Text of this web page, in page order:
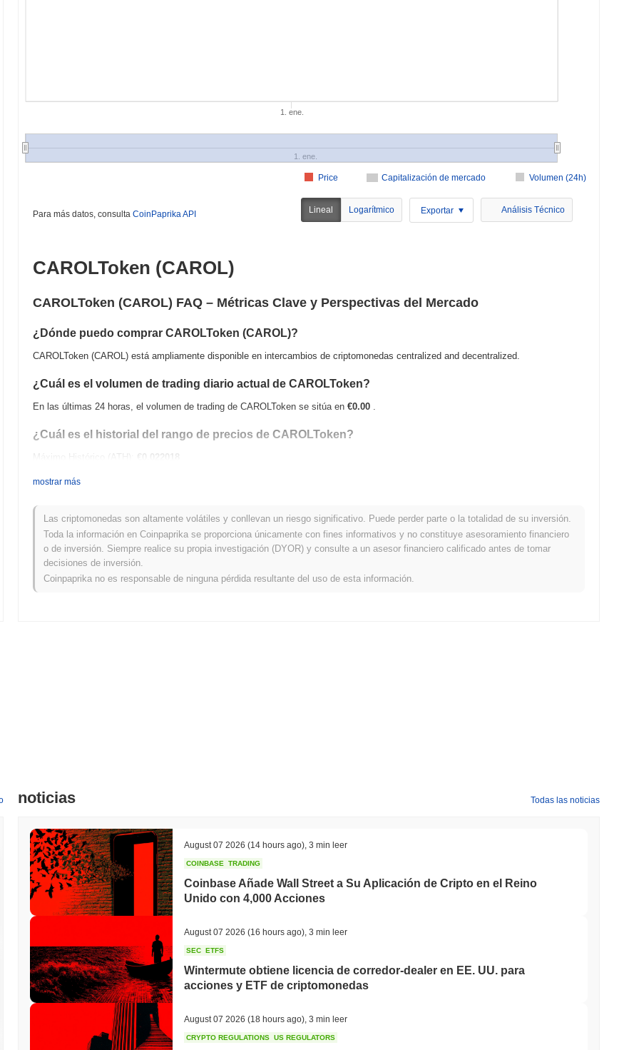
Capitalización de mercado Volumen (24h)
Price
1. ene.
1. ene.
Para más datos, consulta CoinPaprika API Lineal Logarítmico Exportar Análisis Técnico
CAROLToken (CAROL)
CAROLToken (CAROL) FAQ – Métricas Clave y Perspectivas del Mercado
¿Dónde puedo comprar CAROLToken (CAROL)?
CAROLToken (CAROL) está ampliamente disponible en intercambios de criptomonedas centralized and decentralized.
¿Cuál es el volumen de trading diario actual de CAROLToken?
En las últimas 24 horas, el volumen de trading de CAROLToken se sitúa en €0.00 .
¿Cuál es el historial del rango de precios de CAROLToken?
Máximo Histórico (ATH):
€0.022018
¿Cómo se está desempeñando CAROLToken en comparación con el mercado cripto en general?
En los últimos 7 días, CAROLToken ha ganó0.00%, quedando por debajo del mercado cripto general que registró una ganancia del
0.82%. Esto indica un retraso temporal en la acción del precio de CAROL en relación con el impulso del mercado más amplio.
mostrar más
Las criptomonedas son altamente volátiles y conllevan un riesgo significativo. Puede perder parte o la totalidad de su inversión.
Toda la información en Coinpaprika se proporciona únicamente con fines informativos y no constituye asesoramiento financiero
o de inversión. Siempre realice su propia investigación (DYOR) y consulte a un asesor financiero calificado antes de tomar
decisiones de inversión.
Coinpaprika no es responsable de ninguna pérdida resultante del uso de esta información.
noticias Todas las noticias
August 07 2026 (14 hours ago) 3 min leer
COINBASE TRADING
Coinbase Añade Wall Street a Su Aplicación de Cripto en el Reino
Unido con 4,000 Acciones
August 07 2026 (16 hours ago) 3 min leer
SEC ETFS
Wintermute obtiene licencia de corredor-dealer en EE. UU. para
acciones y ETF de criptomonedas
August 07 2026 (18 hours ago) 3 min leer
CRYPTO REGULATIONS US REGULATORS